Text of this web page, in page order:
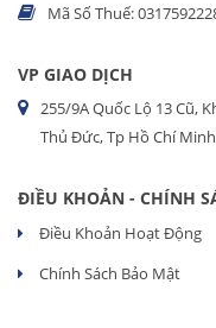
Mã Số Thuế:
VP GIAO DỊCH
255/9A Quốc Lộ 13 Cũ,
Thủ Đức, Tp Hồ Chí
ĐIỀU KHOẢN - CHÍNH
Điều Khoản Hoạt Động
Chính Sách Bảo Mật